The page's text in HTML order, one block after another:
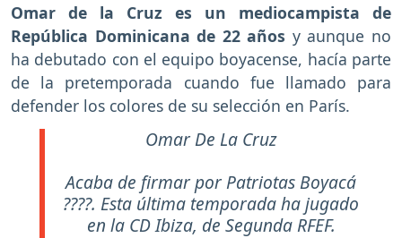
Omar de la Cruz es un mediocampista de
República Dominicana de 22 años y aunque no
ha debutado con el equipo boyacense, hacía parte
de la pretemporada cuando fue llamado para
defender los colores de su selección en París.
Omar De La Cruz
Acaba de firmar por Patriotas Boyacá
????. Esta última temporada ha jugado
en la CD Ibiza, de Segunda RFEF.